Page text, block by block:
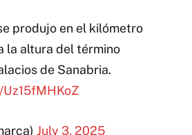
produjo en el kilómetro
la altura del término
de Sanabria.
July 3, 2025